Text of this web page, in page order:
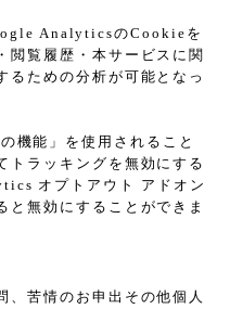
AnalyticsのCookieを
閲覧履歴・本サービスに関
るための分析が可能となっ
機能」を使用されること
トラッキングを無効にする
オプトアウト アドオン
と無効にすることができま
、苦情のお申出その他個人